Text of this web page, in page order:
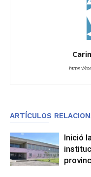
https://
ARTÍCULOS
Inició